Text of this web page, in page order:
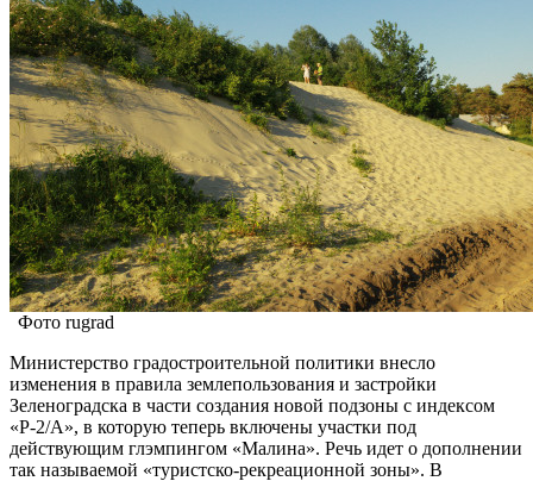
Фото rugrad
Министерство градостроительной политики внесло
изменения в правила землепользования и застройки
Зеленоградска в части создания новой подзоны с индексом
«Р-2/А», в которую теперь включены участки под
действующим глэмпингом «Малина». Речь идет о дополнении
так называемой «туристско-рекреационной зоны». В